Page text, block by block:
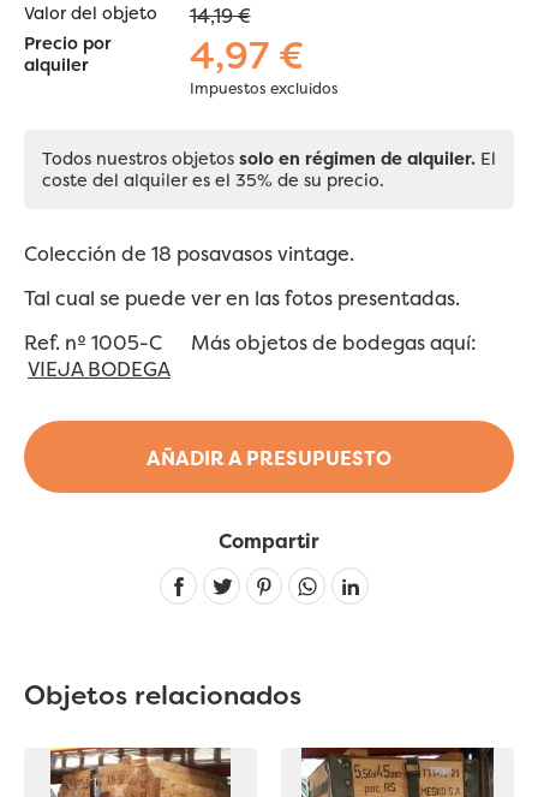
AÑADIR A PRESUPUESTO
Valor del objeto 14,19 €
Precio por
alquiler
4,97 €
Impuestos excluidos
Todos nuestros objetos solo en régimen de alquiler. El
coste del alquiler es el 35% de su precio.
Colección de 18 posavasos vintage.
Tal cual se puede ver en las fotos presentadas.
Ref. nº 1005-C Más objetos de bodegas aquí:
VIEJA BODEGA
Compartir
Linkedin
Objetos relacionados